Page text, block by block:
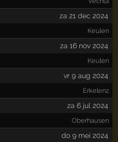
za 21 dec 2024
Keulen
za 16 nov 2024
Keulen
vr 9 aug 2024
Erkelenz
za 6 jul 2024
Oberhausen
do 9 mei 2024